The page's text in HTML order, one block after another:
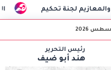
الذكاء تحكيم
رئيس التحرير
هند أبو ضيف